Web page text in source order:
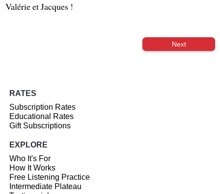
Valérie et Jacques !
Next
RATES
Subscription Rates
Educational Rates
Gift Subscriptions
EXPLORE
Who It's For
How It Works
Free Listening Practice
Intermediate Plateau